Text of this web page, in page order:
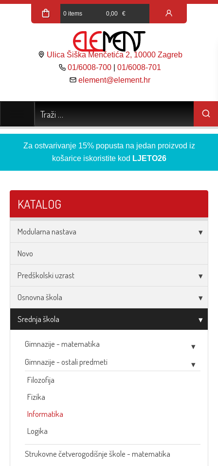
0 items 0,00 €
Ulica Šiška Menčetića 2, 10000 Zagreb
01/6008-700 |01/6008-701
element@element.hr
Za ostvarivanje 15% popusta na jedan proizvod iz
košarice iskoristite kod LJETO26
KATALOG
Modularna nastava
Novo
Predškolski uzrast
Osnovna škola
Srednja škola
Gimnazije - matematika
Gimnazije - ostali predmeti
Filozofija
Fizika
Informatika
Logika
Strukovne četverogodišnje škole - matematika